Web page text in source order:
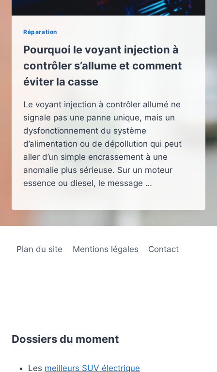
Réparation
Pourquoi le voyant injection à
contrôler s’allume et comment
éviter la casse
Le voyant injection à contrôler allumé ne
signale pas une panne unique, mais un
dysfonctionnement du système
d’alimentation ou de dépollution qui peut
aller d’un simple encrassement à une
anomalie plus sérieuse. Sur un moteur
essence ou diesel, le message …
Plan du site Mentions légales Contact
Dossiers du moment
Les meilleurs SUV électrique